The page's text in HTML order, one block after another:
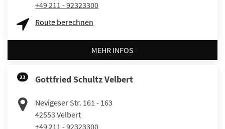
+49 211 - 92323300
Route berechnen
MEHR INFOS
23 Gottfried Schultz Velbert
Nevigeser Str. 161 - 163
42553 Velbert
+49 211 - 92323300